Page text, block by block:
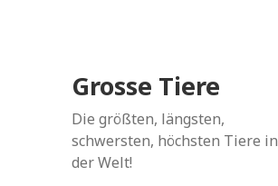
Grosse Tiere
Die größten, längsten,
schwersten, höchsten Tiere in
der Welt!